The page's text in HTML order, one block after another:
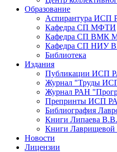
Образование
Аспирантура ИСП
Кафедра СП МФТИ
Кафедра СП ВМК
Кафедра СП НИУ
Библиотека
Издания
Публикации ИСП
Журнал "Труды
Журнал РАН
Препринты ИСП
Библиография
Книги Липаева В.В.
Книги
Новости
Лицензии